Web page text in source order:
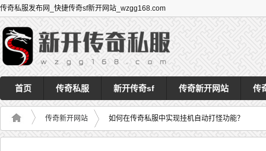
传奇私服发布网_快捷传奇sf新开网站_wzgg168.com
首页 传奇私服 新开传奇sf 传奇新开网站 传
传奇新开网站 如何在传奇私服中实现挂机自动打怪功能？